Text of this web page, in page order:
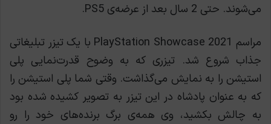
می‌شوند. حتی 2 سال بعد از عرضه‌ی PS5.
مراسم PlayStation Showcase 2021 با یک تیزر تبلیغاتی
جذاب شروع شد. تیزری که به وضوح قدرت‌نمایی پلی
استیشن را به نمایش می‌گذاشت. وقتی شما پلی استیشن را
که به عنوان پادشاه در این تیزر به تصویر کشیده شده بود
به چالش بکشید، وی همه‌ی برگ برنده‌های خود را رو